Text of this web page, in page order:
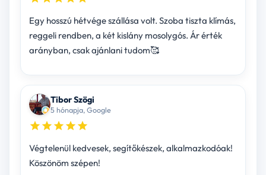
Egy hosszú hétvége szállása volt. Szoba tiszta klímás,
reggeli rendben, a két kislány mosolygós. Ár érték
arányban, csak ajánlani tudom🥰
Tibor Szögi
5 hónapja, Google
Végtelenül kedvesek, segítőkészek, alkalmazkodóak!
Köszönöm szépen!